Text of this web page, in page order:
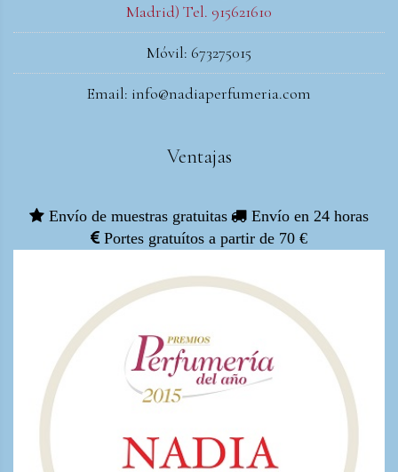
Madrid) Tel. 915621610
Móvil: 673275015
Email: info@nadiaperfumeria.com
Ventajas
Envío de muestras gratuitas
Envío en 24 horas
Portes gratuítos a partir de 70 €